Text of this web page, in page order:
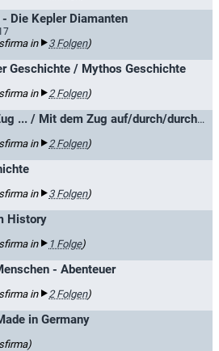
Die Kepler Diamanten
in 3 Folgen)
Geschichte / Mythos Geschichte
in 2 Folgen)
Mit dem Zug ... / Mit dem Zug auf/durch/durchs/in/über/vom/von/zum ...
in 2 Folgen)
in 3 Folgen)
History
in 1 Folge)
- Abenteuer
in 2 Folgen)
in Germany